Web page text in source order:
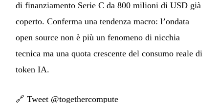
di finanziamento Serie C da 800 milioni di USD già
coperto. Conferma una tendenza macro: l’ondata
open source non è più un fenomeno di nicchia
tecnica ma una quota crescente del consumo reale di
token IA.
🔗 Tweet @togethercompute